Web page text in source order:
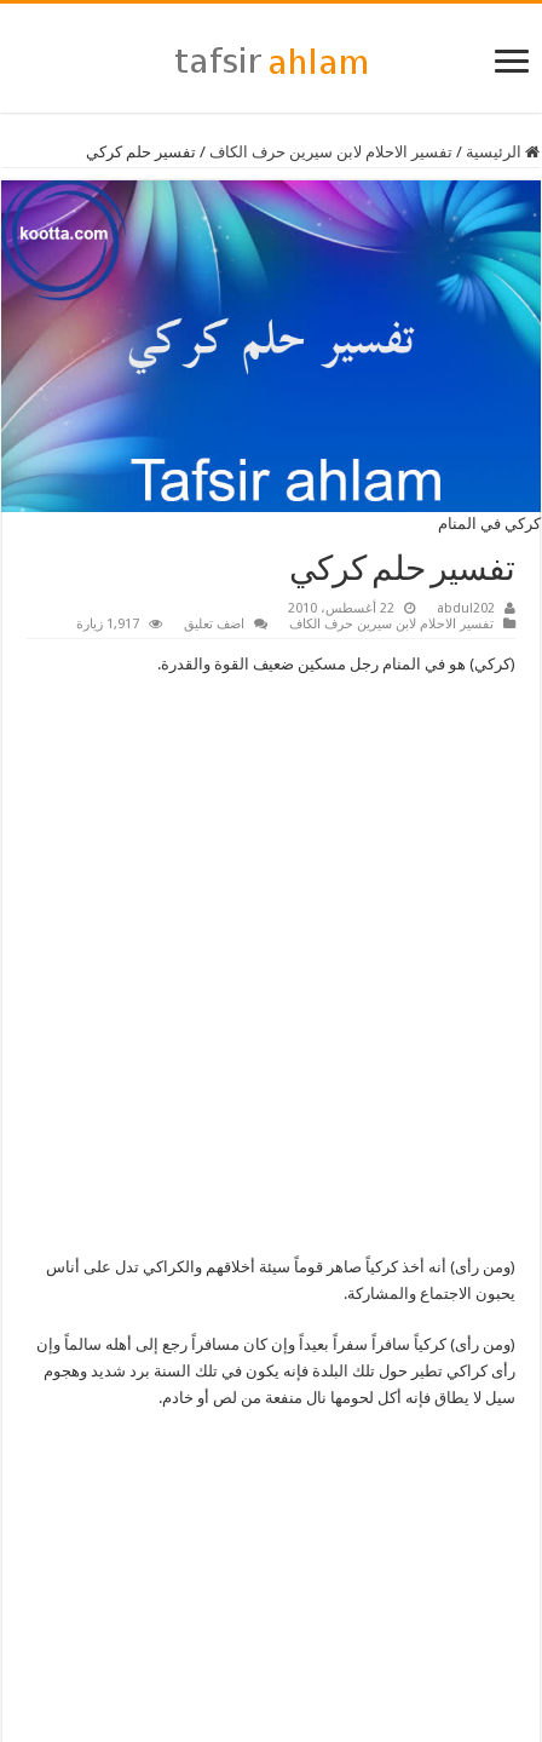
الرئيسية / تفسير الاحلام لابن سيرين حرف الكاف / تفسير حلم كركي
كركي في المنام
تفسير حلم كركي
abdul202
22 أغسطس، 2010
تفسير الاحلام لابن سيرين حرف الكاف
اضف تعليق 1,917 زيارة
(كركي) هو في المنام رجل مسكين ضعيف القوة والقدرة.
(ومن رأى) أنه أخذ كركياً صاهر قوماً سيئة أخلاقهم والكراكي تدل على أناس
يحبون الاجتماع والمشاركة.
(ومن رأى) كركياً سافراً سفراً بعيداً وإن كان مسافراً رجع إلى أهله سالماً وإن
رأى كراكي تطير حول تلك البلدة فإنه يكون في تلك السنة برد شديد وهجوم
سيل لا يطاق فإنه أكل لحومها نال منفعة من لص أو خادم.